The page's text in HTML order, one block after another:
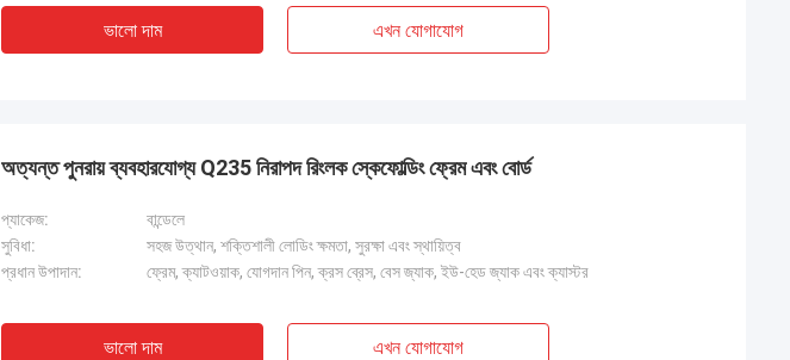
ভালো দাম এখন যোগাযোগ
অত্যন্ত পুনরায় ব্যবহারযোগ্য Q235 নিরাপদ রিংলক স্কেফোল্ডিং ফ্রেম এবং বোর্ড
প্যাকেজ:
বান্ডেলে
সুবিধা:
সহজ উত্থান, শক্তিশালী লোডিং ক্ষমতা, সুরক্ষা এবং স্থায়িত্ব
প্রধান উপাদান:
ফ্রেম, ক্যাটওয়াক, যোগদান পিন, ক্রস ব্রেস, বেস জ্যাক, ইউ-হেড জ্যাক এবং ক্যাস্টর
ভালো দাম এখন যোগাযোগ